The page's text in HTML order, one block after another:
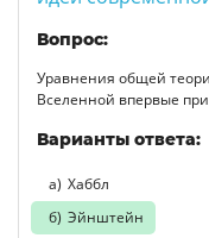
Вопрос:
Уравнения общей
Вселенной впервые
Варианты ответа:
Хаббл
Эйнштейн